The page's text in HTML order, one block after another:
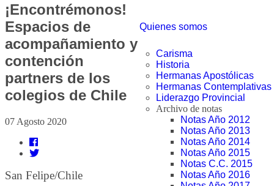
Quienes somos
Carisma
Historia
Hermanas Apostólicas
Hermanas Contemplativas
Liderazgo Provincial
Archivo de notas
Notas Año 2012
Notas Año 2013
Notas Año 2014
Notas Año 2015
Notas C.C. 2015
Notas Año 2016
¡Encontrémonos!
Espacios de
acompañamiento y
contención
partners de los
colegios de Chile
07 Agosto 2020
San Felipe/Chile